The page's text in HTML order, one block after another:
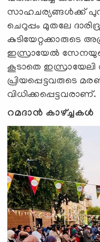
സാഹചര്യങ്ങൾക്ക്
ചെറുപ്പം മുതലേ
കുടിയേറ്റക്കാരുടെ
ഇസ്രായേൽ
കൂടാതെ
പ്രിയപ്പെട്ടവരുടെ
വിധിക്കപ്പെട്ടവരാണ്.
റമദാൻ കാഴ്ച്ചകൾ